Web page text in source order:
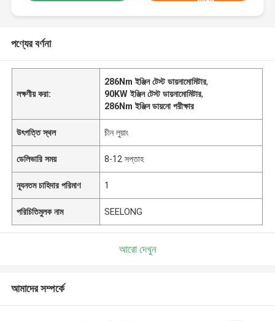
পণ্যের বর্ণনা
লক্ষণীয় করা:
286Nm ইঞ্জিন টেস্ট ডায়নামোমিটার,
90KW ইঞ্জিন টেস্ট ডায়নামোমিটার,
286Nm ইঞ্জিন ডায়নো পরীক্ষার
উৎপত্তি স্থল চীন লুয়াং
ডেলিভারি সময় 8-12 সপ্তাহ
ন্যূনতম চাহিদার পরিমাণ 1
পরিচিতিমুলক নাম SEELONG
আরো দেখুন
আমাদের সম্পর্কে